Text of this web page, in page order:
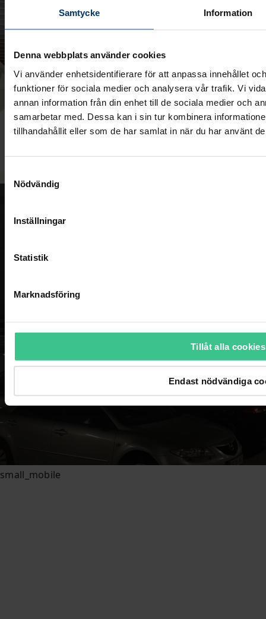
Samtycke Information
Denna webbplats använder cookies
Vi använder enhetsidentifierare för att anpassa innehållet
funktioner för sociala medier och analysera vår trafik. Vi
annan information från din enhet till de sociala medier och
samarbetar med. Dessa kan i sin tur kombinera
tillhandahållit eller som de har samlat in när du har använt
Nödvändig
Inställningar
Statistik
Marknadsföring
Tillåt alla cookies
Endast nödvändiga